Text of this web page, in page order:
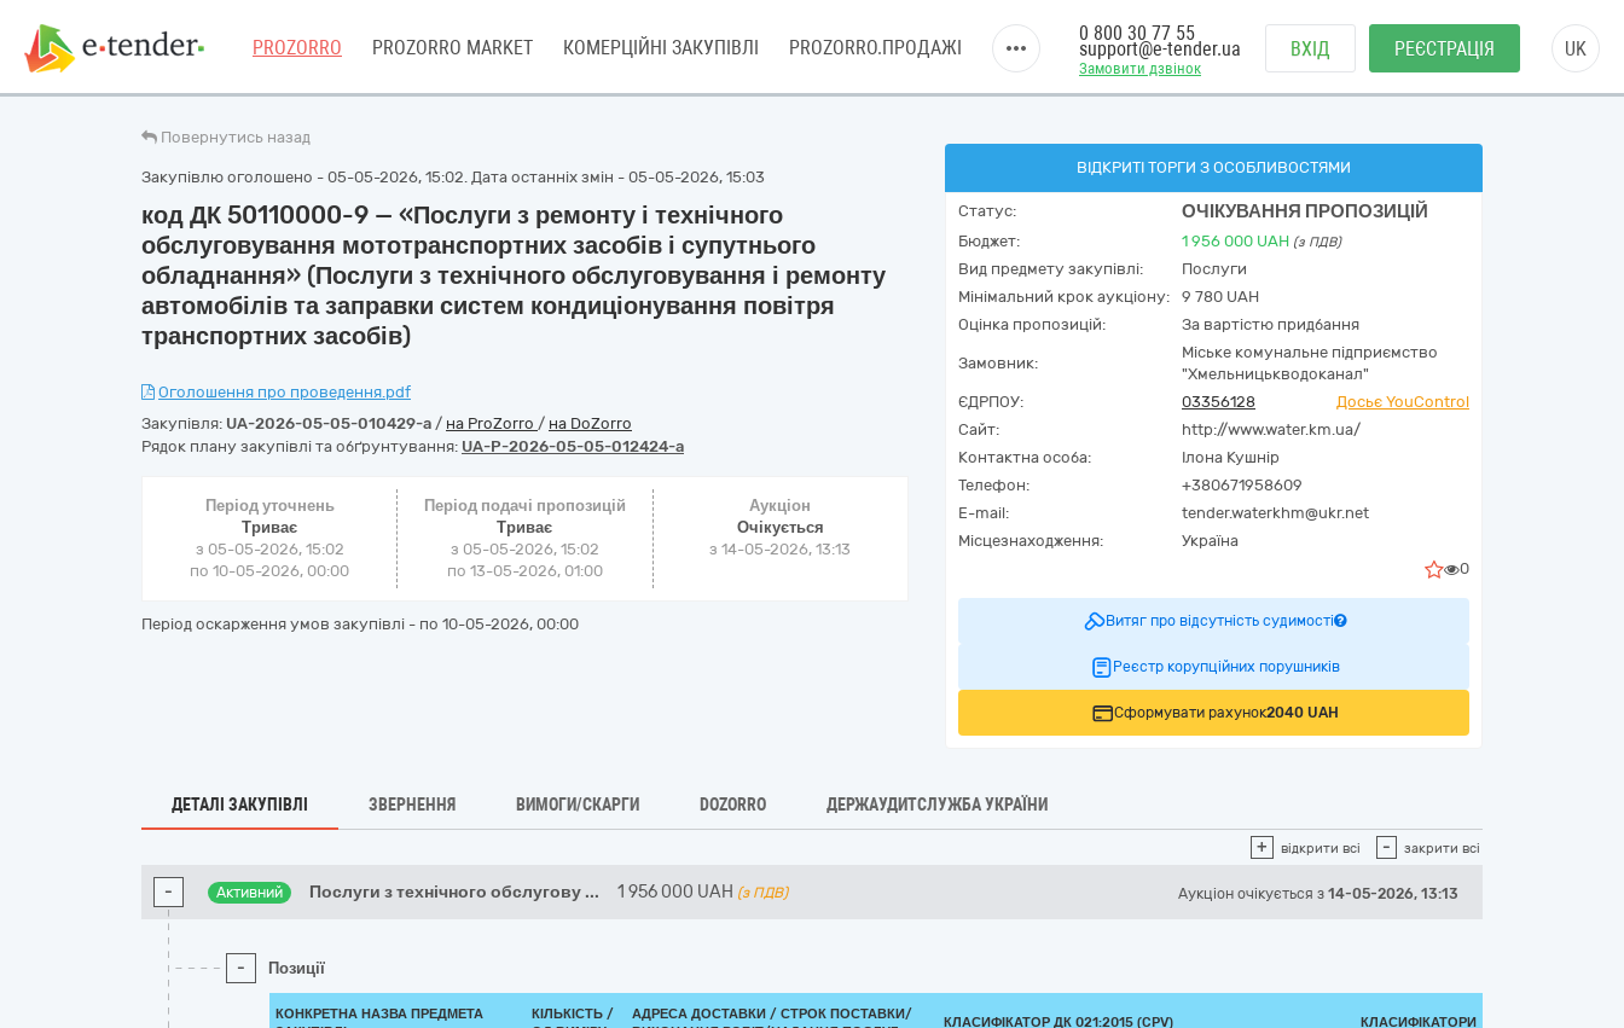
PROZORRO PROZORRO MARKET КОМЕРЦІЙНІ ЗАКУПІВЛІ PROZORRO.ПРОДАЖІ
Замовити дзвінок
0 800 30 77 55
support@e-tender.ua ВХІД РЕЄСТРАЦІЯ UK
Повернутись назад
Закупівлю оголошено - 05-05-2026, 15:02. Дата останніх змін - 05-05-2026, 15:03
код ДК 50110000-9 — «Послуги з ремонту і технічного
обслуговування мототранспортних засобів і супутнього
обладнання» (Послуги з технічного обслуговування і ремонту
автомобілів та заправки систем кондиціонування повітря
транспортних засобів)
Оголошення про проведення.pdf
Закупівля: UA-2026-05-05-010429-a / на ProZorro / на DoZorro
Рядок плану закупівлі та обґрунтування: UA-P-2026-05-05-012424-a
Період уточнень
Триває
з 05-05-2026, 15:02
по 10-05-2026, 00:00
Період подачі пропозицій
Триває
з 05-05-2026, 15:02
по 13-05-2026, 01:00
Аукціон
Очікується
з14-05-2026, 13:13
Період оскарження умов закупівлі - по 10-05-2026, 00:00
ВІДКРИТІ ТОРГИ З ОСОБЛИВОСТЯМИ
Статус: ОЧІКУВАННЯ ПРОПОЗИЦІЙ
Бюджет: 1 956 000 UAH (з ПДВ)
Вид предмету закупівлі:
Послуги
Мінімальний крок аукціону:
9 780 UAH
Оцінка пропозицій:
За вартістю придбання
Замовник:
Міське комунальне підприємство
"Хмельницькводоканал"
ЄДРПОУ:
03356128
Досьє YouControl
Сайт:
http://www.water.km.ua/
Контактна особа:
Ілона Кушнір
Телефон:
+380671958609
E-mail:
tender.waterkhm@ukr.net
Місцезнаходження:
Україна
0
Витяг про відсутність судимості
Реєстр корупційних порушників
Сформувати рахунок2040 UAH
ДЕТАЛІ ЗАКУПІВЛІ ЗВЕРНЕННЯ ВИМОГИ/СКАРГИ DOZORRO ДЕРЖАУДИТСЛУЖБА УКРАЇНИ
+ відкрити всі - закрити всі
- Активний Послуги з технічного обслугову ... 1 956 000 UAH (з ПДВ) Аукціон очікується з 14-05-2026, 13:13
- Позиції
КОНКРЕТНА НАЗВА ПРЕДМЕТА
КІЛЬКІСТЬ /
АДРЕСА ДОСТАВКИ / СТРОК ПОСТАВКИ/
КЛАСИФІКАТОР ДК 021:2015 (CPV) КЛАСИФІКАТОРИ